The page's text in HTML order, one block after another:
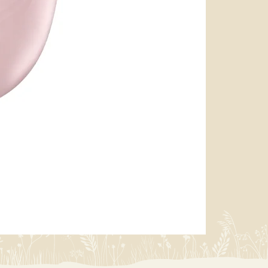
miffy 防UV